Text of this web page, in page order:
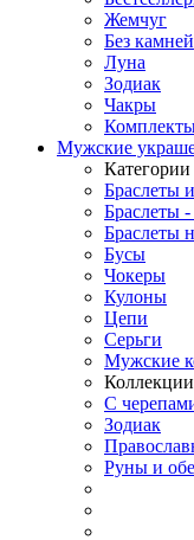
Жемчуг
Без камней
Луна
Зодиак
Чакры
Мужские
Категории
Браслеты
Браслеты
Браслеты
Бусы
Чокеры
Кулоны
Цепи
Серьги
Мужские
Коллекции
С
Зодиак
Руны и